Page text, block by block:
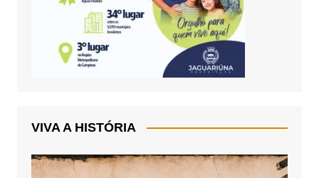
VIVA A HISTÓRIA